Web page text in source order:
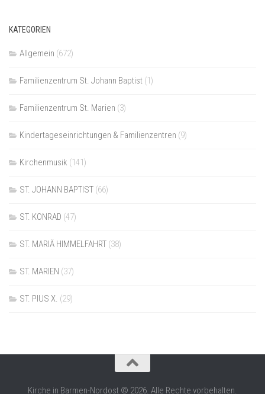
KATEGORIEN
Allgemein (672)
Familienzentrum St. Johann Baptist (1)
Familienzentrum St. Marien (3)
Kindertageseinrichtungen & Familienzentren (9)
Kirchenmusik (141)
ST. JOHANN BAPTIST (66)
ST. KONRAD (47)
ST. MARIÄ HIMMELFAHRT (38)
ST. MARIEN (37)
ST. PIUS X. (29)
Kirche in Barmen-Nordost © 2026. Alle Rechte vorbehalten.